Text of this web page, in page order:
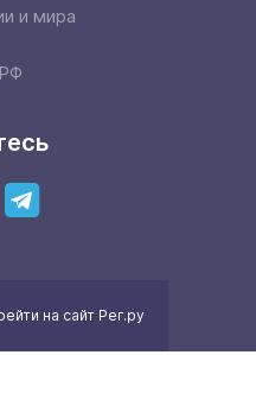
и мира
на сайт Рег.ру